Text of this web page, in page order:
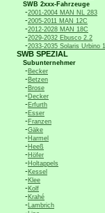
SWB 2xxx-Fahrzeuge
-2001-2004 MAN NL 283
-2005-2011 MAN 12C
-2012-2028 MAN 18C
-2029-2032 Ebusco 2.2
-2033-2035 Solaris Urbino
SWB SPEZIAL
Subunternehmer
-Becker
-Betzen
-Brose
-Decker
-Erfurth
-Esser
-Franzen
-Gäke
-Harmel
-Heeß
-Höfer
-Holtappels
-Kessel
-Klee
-Kolf
-Krahé
-Lambrich